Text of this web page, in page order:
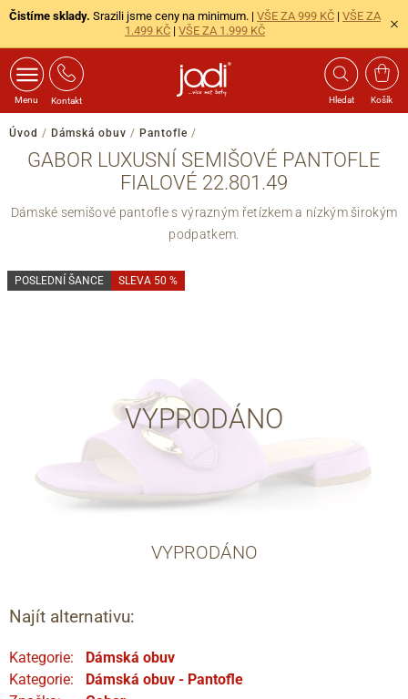
Čistíme sklady. Srazili jsme ceny na minimum. | VŠE ZA 999 KČ | VŠE ZA
1.499 KČ | VŠE ZA 1.999 KČ
Menu Kontakt Hledat Košík
Úvod / Dámská obuv / Pantofle /
GABOR LUXUSNÍ SEMIŠOVÉ PANTOFLE
FIALOVÉ 22.801.49
Dámské semišové pantofle s výrazným řetízkem a nízkým širokým
podpatkem.
VYPRODÁNO
POSLEDNÍ ŠANCE SLEVA 50 %
VYPRODÁNO
Najít alternativu:
Kategorie:
Dámská obuv
Kategorie:
Dámská obuv - Pantofle